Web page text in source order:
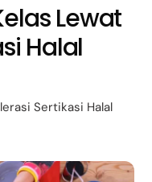
Lewat
Halal
Sertikasi Halal